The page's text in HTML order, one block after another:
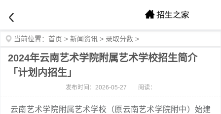
当前位置： 首页 > 新闻资讯 > 录取分数 >
2024年云南艺术学院附属艺术学校招生简介
「计划内招生」
发布时间：2026-05-27 阅读：
云南艺术学院附属艺术学校（原云南艺术学院附中）始建